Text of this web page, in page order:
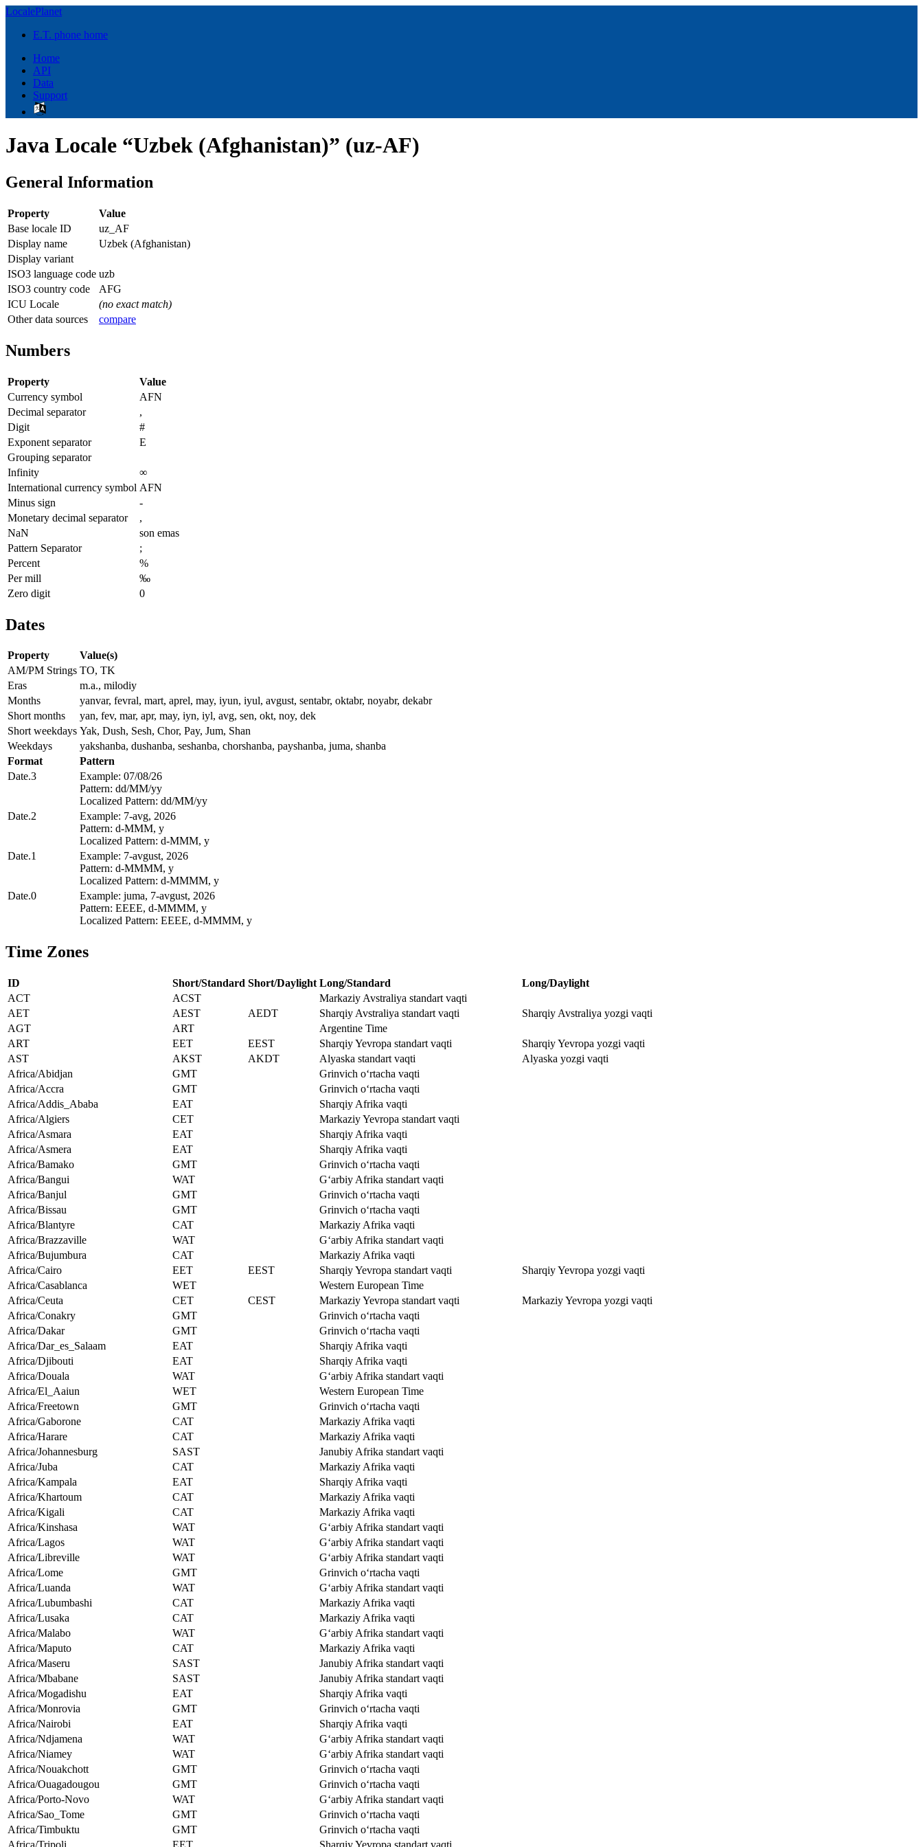
LocalePlanet
E.T. phone home
Home
API
Data
Support
Java Locale “Uzbek (Afghanistan)” (uz-AF)
General Information
Property
Value
Base locale ID
uz_AF
Display name
Uzbek (Afghanistan)
Display variant
ISO3 language code uzb
ISO3 country code
AFG
ICU Locale
(no exact match)
Other data sources
compare
Numbers
Property
Value
Currency symbol
AFN
Decimal separator
,
Digit
#
Exponent separator
E
Grouping separator
Infinity
∞
International currency symbol AFN
Minus sign
-
Monetary decimal separator
,
NaN
son emas
Pattern Separator
;
Percent
%
Per mill
‰
Zero digit
0
Dates
Property
Value(s)
AM/PM Strings TO, TK
Eras
m.a., milodiy
Months
yanvar, fevral, mart, aprel, may, iyun, iyul, avgust, sentabr, oktabr, noyabr, dekabr
Short months
yan, fev, mar, apr, may, iyn, iyl, avg, sen, okt, noy, dek
Short weekdays Yak, Dush, Sesh, Chor, Pay, Jum, Shan
Weekdays
yakshanba, dushanba, seshanba, chorshanba, payshanba, juma, shanba
Format
Pattern
Date.3
Example: 07/08/26
Pattern: dd/MM/yy
Localized Pattern: dd/MM/yy
Date.2
Example: 7-avg, 2026
Pattern: d-MMM, y
Localized Pattern: d-MMM, y
Date.1
Example: 7-avgust, 2026
Pattern: d-MMMM, y
Localized Pattern: d-MMMM, y
Date.0
Example: juma, 7-avgust, 2026
Pattern: EEEE, d-MMMM, y
Localized Pattern: EEEE, d-MMMM, y
Time Zones
ID Short/Standard Short/Daylight Long/Standard
Long/Daylight
ACT
ACST
Markaziy Avstraliya standart vaqti
AET
AEST AEDT Sharqiy Avstraliya standart vaqti
Sharqiy Avstraliya yozgi vaqti
AGT
ART
Argentine Time
ART
EET EEST Sharqiy Yevropa standart vaqti
Sharqiy Yevropa yozgi vaqti
AST
AKST AKDT Alyaska standart vaqti
Alyaska yozgi vaqti
Africa/Abidjan
GMT
Grinvich o‘rtacha vaqti
Africa/Accra
GMT
Grinvich o‘rtacha vaqti
Africa/Addis_Ababa
EAT
Sharqiy Afrika vaqti
Africa/Algiers
CET
Markaziy Yevropa standart vaqti
Africa/Asmara
EAT
Sharqiy Afrika vaqti
Africa/Asmera
EAT
Sharqiy Afrika vaqti
Africa/Bamako
GMT
Grinvich o‘rtacha vaqti
Africa/Bangui
WAT
Gʻarbiy Afrika standart vaqti
Africa/Banjul
GMT
Grinvich o‘rtacha vaqti
Africa/Bissau
GMT
Grinvich o‘rtacha vaqti
Africa/Blantyre
CAT
Markaziy Afrika vaqti
Africa/Brazzaville
WAT
Gʻarbiy Afrika standart vaqti
Africa/Bujumbura
CAT
Markaziy Afrika vaqti
Africa/Cairo
EET EEST Sharqiy Yevropa standart vaqti
Sharqiy Yevropa yozgi vaqti
Africa/Casablanca
WET
Western European Time
Africa/Ceuta
CET CEST Markaziy Yevropa standart vaqti
Markaziy Yevropa yozgi vaqti
Africa/Conakry
GMT
Grinvich o‘rtacha vaqti
Africa/Dakar
GMT
Grinvich o‘rtacha vaqti
Africa/Dar_es_Salaam
EAT
Sharqiy Afrika vaqti
Africa/Djibouti
EAT
Sharqiy Afrika vaqti
Africa/Douala
WAT
Gʻarbiy Afrika standart vaqti
Africa/El_Aaiun
WET
Western European Time
Africa/Freetown
GMT
Grinvich o‘rtacha vaqti
Africa/Gaborone
CAT
Markaziy Afrika vaqti
Africa/Harare
CAT
Markaziy Afrika vaqti
Africa/Johannesburg
SAST
Janubiy Afrika standart vaqti
Africa/Juba
CAT
Markaziy Afrika vaqti
Africa/Kampala
EAT
Sharqiy Afrika vaqti
Africa/Khartoum
CAT
Markaziy Afrika vaqti
Africa/Kigali
CAT
Markaziy Afrika vaqti
Africa/Kinshasa
WAT
Gʻarbiy Afrika standart vaqti
Africa/Lagos
WAT
Gʻarbiy Afrika standart vaqti
Africa/Libreville
WAT
Gʻarbiy Afrika standart vaqti
Africa/Lome
GMT
Grinvich o‘rtacha vaqti
Africa/Luanda
WAT
Gʻarbiy Afrika standart vaqti
Africa/Lubumbashi
CAT
Markaziy Afrika vaqti
Africa/Lusaka
CAT
Markaziy Afrika vaqti
Africa/Malabo
WAT
Gʻarbiy Afrika standart vaqti
Africa/Maputo
CAT
Markaziy Afrika vaqti
Africa/Maseru
SAST
Janubiy Afrika standart vaqti
Africa/Mbabane
SAST
Janubiy Afrika standart vaqti
Africa/Mogadishu
EAT
Sharqiy Afrika vaqti
Africa/Monrovia
GMT
Grinvich o‘rtacha vaqti
Africa/Nairobi
EAT
Sharqiy Afrika vaqti
Africa/Ndjamena
WAT
Gʻarbiy Afrika standart vaqti
Africa/Niamey
WAT
Gʻarbiy Afrika standart vaqti
Africa/Nouakchott
GMT
Grinvich o‘rtacha vaqti
Africa/Ouagadougou
GMT
Grinvich o‘rtacha vaqti
Africa/Porto-Novo
WAT
Gʻarbiy Afrika standart vaqti
Africa/Sao_Tome
GMT
Grinvich o‘rtacha vaqti
Africa/Timbuktu
GMT
Grinvich o‘rtacha vaqti